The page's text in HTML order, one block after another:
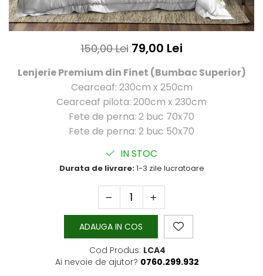
150,00 Lei 79,00 Lei
Lenjerie Premium din Finet (Bumbac Superior)
Cearceaf: 230cm x 250cm
Cearceaf pilota: 200cm x 230cm
Fete de perna: 2 buc 70x70
Fete de perna: 2 buc 50x70
IN STOC
Durata de livrare:1-3 zile lucratoare
ADAUGA IN COS
Cod Produs: LCA4
Ai nevoie de ajutor? 0760.299.932